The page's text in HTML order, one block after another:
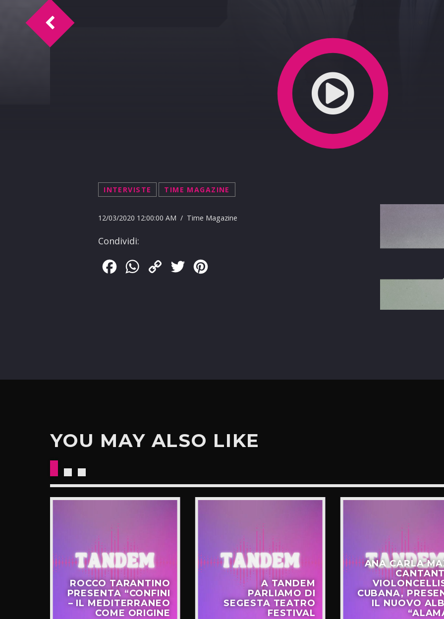
INTERVISTE TIME MAGAZINE
12/03/2020 12:00:00 AM / Time Magazine
Condividi:
FacebookWhatsApp
Copy
Twitter
Time Magazine intervista il dottor Norata 30-03-2020
YOU MAY ALSO LIKE
ROCCO TARANTINO
PRESENTA “CONFINI
– IL MEDITERRANEO
COME ORIGINE
A TANDEM
PARLIAMO DI
SEGESTA TEATRO
FESTIVAL
ANA CARLA
CUBANA,
IL NUOVO